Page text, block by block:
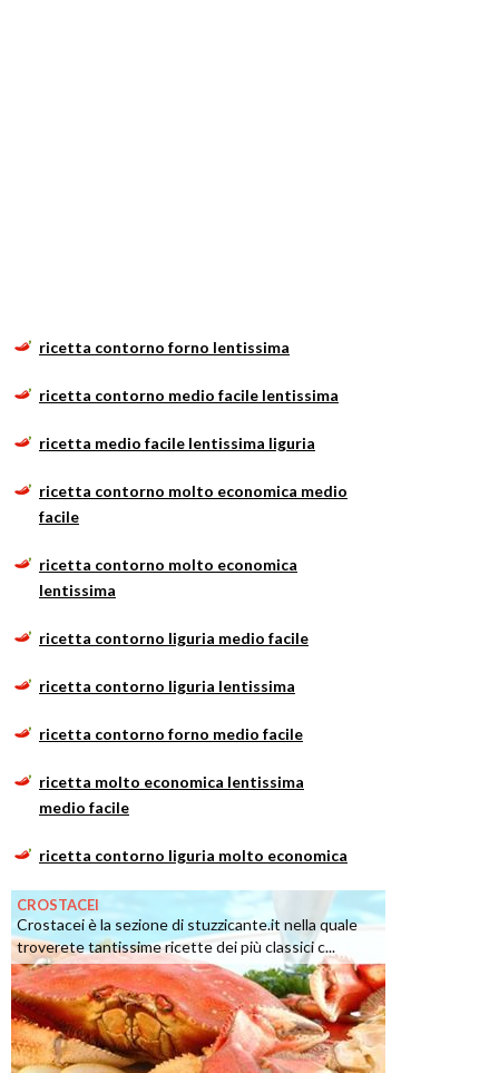
ricetta contorno forno lentissima
ricetta contorno medio facile lentissima
ricetta medio facile lentissima liguria
ricetta contorno molto economica medio
facile
ricetta contorno molto economica
lentissima
ricetta contorno liguria medio facile
ricetta contorno liguria lentissima
ricetta contorno forno medio facile
ricetta molto economica lentissima
medio facile
ricetta contorno liguria molto economica
CROSTACEI
Crostacei è la sezione di stuzzicante.it nella quale
troverete tantissime ricette dei più classici c...